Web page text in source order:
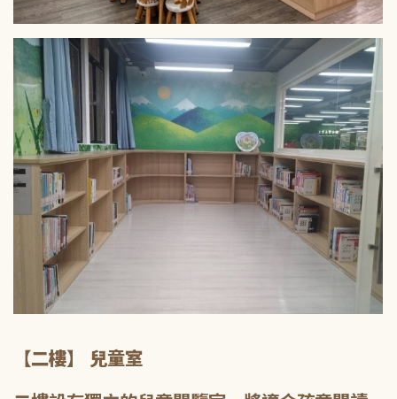
【二樓】 兒童室